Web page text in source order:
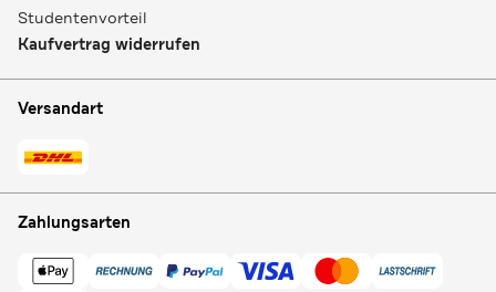
Studentenvorteil
Kaufvertrag widerrufen
Versandart
Zahlungsarten